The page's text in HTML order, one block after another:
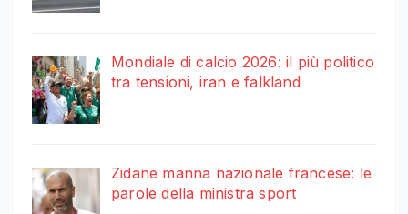
Mondiale di calcio 2026: il più politico
tra tensioni, iran e falkland
Zidane manna nazionale francese: le
parole della ministra sport